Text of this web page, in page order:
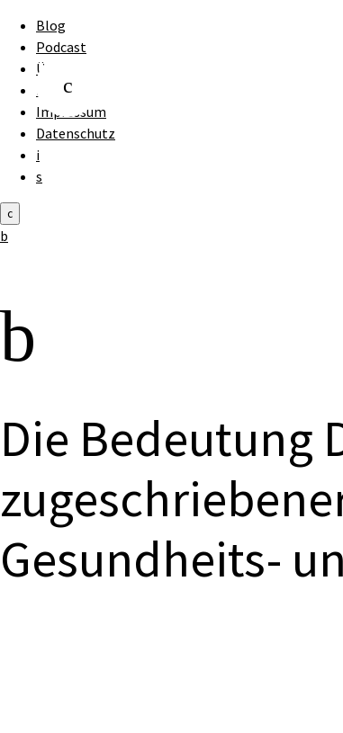
Blog
Podcast
Über uns
Kontakt
Impressum
Datenschutz
i
s
c
b
c
b
Die Bedeutung
Gesundheits-